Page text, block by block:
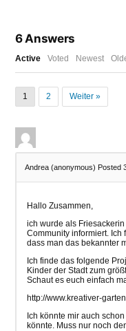
6Answers
Active Voted Newest
1 2 Weiter »
Andrea (anonymous) Posted
Hallo Zusammen,
ich wurde als
Community informiert.
dass man das bekannter
Ich finde das folgende
Kinder der Stadt zum
Schaut es euch einfach
http://www.kreativer-
Ich könnte mir auch
könnte. Muss nur noch